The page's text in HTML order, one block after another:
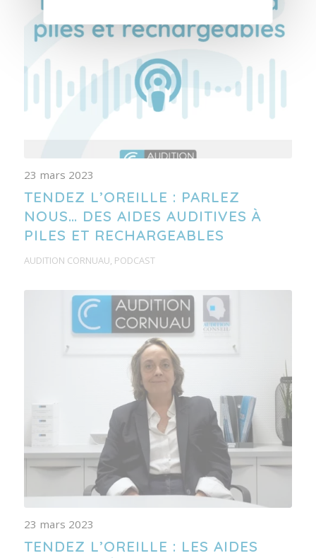
TENDEZ L’OREILLE : PARLEZ
NOUS… DES AIDES AUDITIVES À
PILES ET RECHARGEABLES
AUDITION CORNUAU, PODCAST
23 mars 2023
TENDEZ L’OREILLE : LES AIDES
23 mars 2023